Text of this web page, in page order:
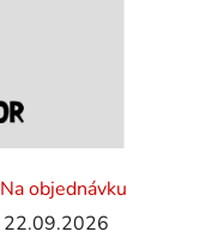
Na objednávku
22.09.2026